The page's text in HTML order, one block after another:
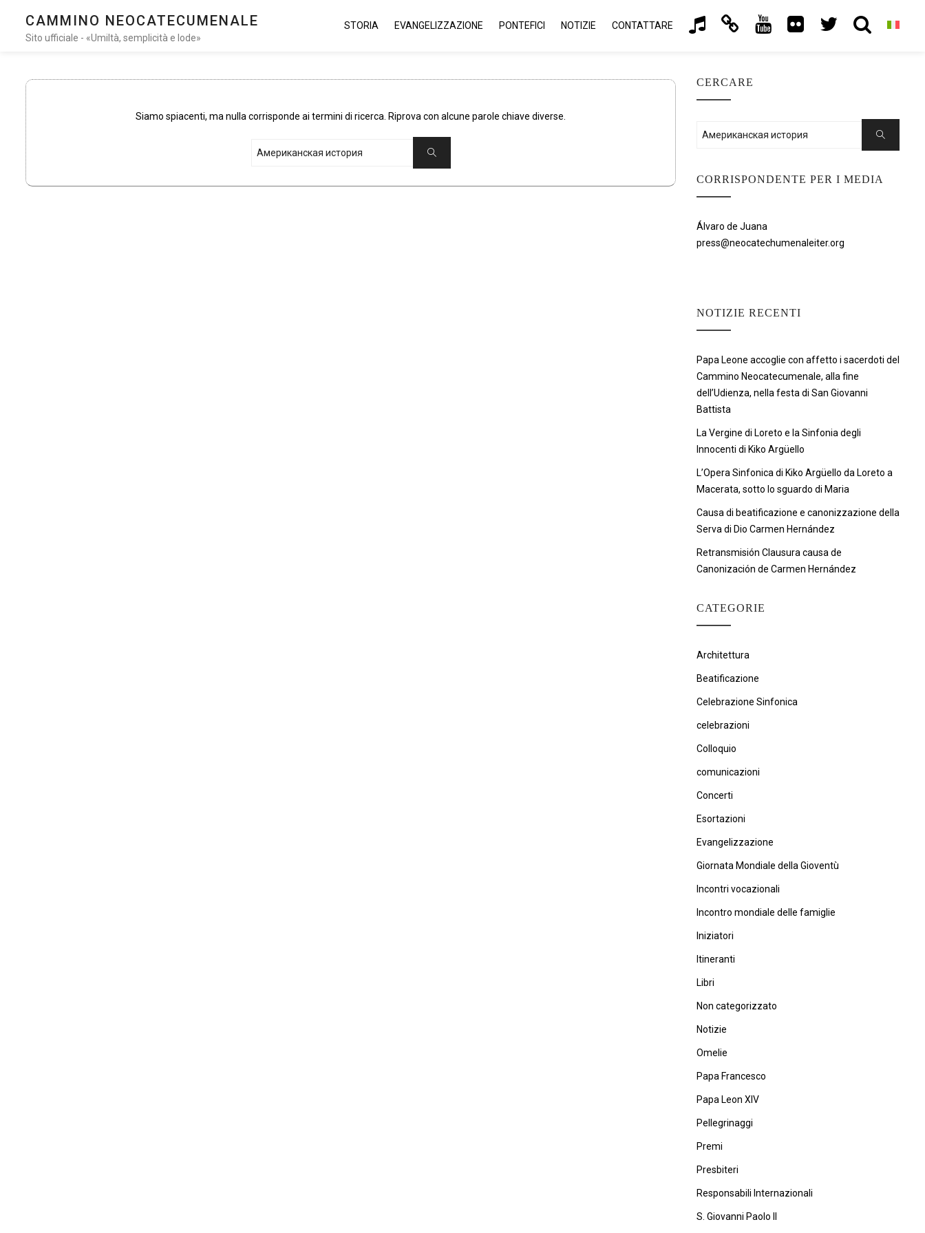
CAMMINO NEOCATECUMENALE
Sito ufficiale - «Umiltà, semplicità e lode»
STORIA EVANGELIZZAZIONE PONTEFICI NOTIZIE CONTATTARE
Siamo spiacenti, ma nulla corrisponde ai termini di ricerca. Riprova con alcune parole chiave diverse.
Ricerca
CERCARE
Cercare:
Ricerca
CORRISPONDENTE PER I MEDIA
Álvaro de Juana
press@neocatechumenaleiter.org
NOTIZIE RECENTI
Papa Leone accoglie con affetto i sacerdoti del
Cammino Neocatecumenale, alla fine
dell’Udienza, nella festa di San Giovanni
Battista
La Vergine di Loreto e la Sinfonia degli
Innocenti di Kiko Argüello
L’Opera Sinfonica di Kiko Argüello da Loreto a
Macerata, sotto lo sguardo di Maria
Causa di beatificazione e canonizzazione della
Serva di Dio Carmen Hernández
Retransmisión Clausura causa de
Canonización de Carmen Hernández
CATEGORIE
Architettura
Beatificazione
Celebrazione Sinfonica
celebrazioni
Colloquio
comunicazioni
Concerti
Esortazioni
Evangelizzazione
Giornata Mondiale della Gioventù
Incontri vocazionali
Incontro mondiale delle famiglie
Iniziatori
Itineranti
Libri
Non categorizzato
Notizie
Omelie
Papa Francesco
Papa Leon XIV
Pellegrinaggi
Premi
Presbiteri
Responsabili Internazionali
S. Giovanni Paolo II